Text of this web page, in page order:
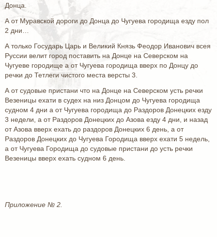
Донца.
А от Муравской дороги до Донца до Чугуева городища езду пол
2 дни…
А только Государь Царь и Великий Князь Феодор Иванович всея
Руссии велит город поставить на Донце на Северском на
Чугуеве городище а от Чугуева городища вверх по Донцу до
речки до Тетлеги чистого места версты 3.
А от судовые пристани что на Донце на Северском усть речки
Везеницы ехати в судех на низ Донцом до Чугуева городища
судном 4 дни а от Чугуева городища до Раздоров Донецких езду
3 недели, а от Раздоров Донецких до Азова езду 4 дни, и назад
от Азова вверх ехать до раздоров Донецких 6 день, а от
Раздоров Донецких до Чугуева Городища вверх ехати 5 недель,
а от Чугуева Городища до судовые пристани до усть речки
Везеницы вверх ехать судном 6 день.
Приложение № 2.